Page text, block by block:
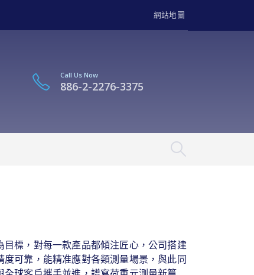
網站地圖
Call Us Now
886-2-2276-3375
標，對每一款產品都傾注匠心，公司搭建
可靠，能精准應對各類測量場景，與此同